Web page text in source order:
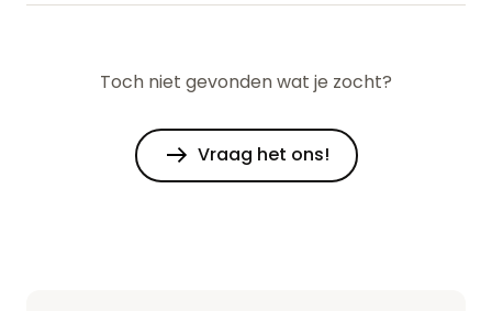
Toch niet gevonden wat je zocht?
Vraag het ons!